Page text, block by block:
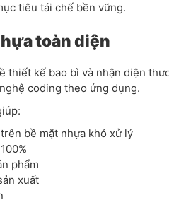
tiêu tái chế bền vững.
toàn diện
thiết kế bao bì và nhận diện
coding theo ứng dụng.
bề mặt nhựa khó xử lý
phẩm
xuất